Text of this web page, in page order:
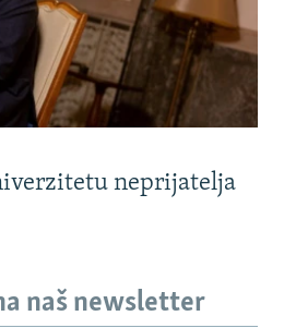
neprijatelja
naš newsletter